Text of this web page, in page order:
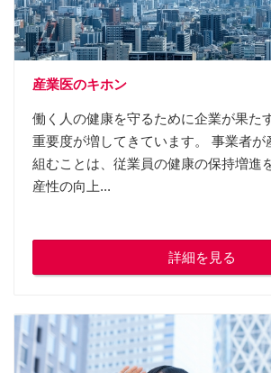
産業医のキホン
働く人の健康を守るために企業が果た
重要度が増してきています。 事業者が
組むことは、従業員の健康の保持増進
産性の向上...
詳細を見る